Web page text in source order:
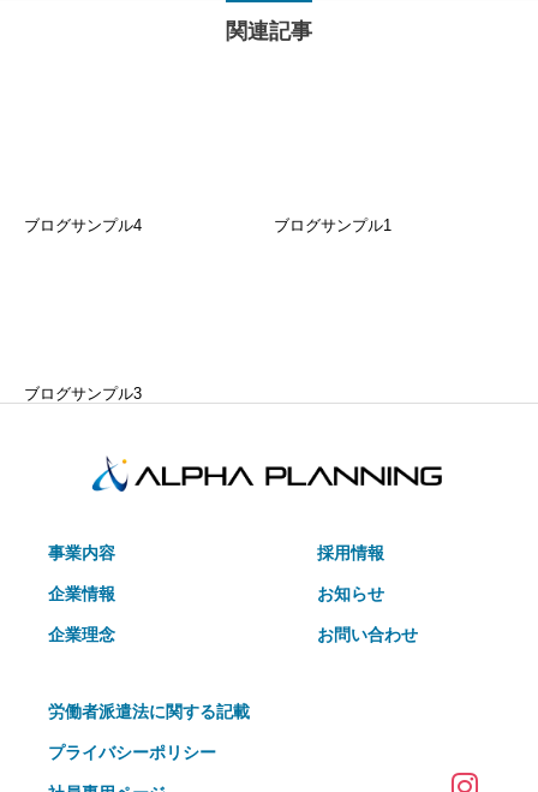
関連記事
ブログサンプル4 ブログサンプル1
ブログサンプル3
事業内容
企業情報
企業理念
採用情報
お知らせ
お問い合わせ
労働者派遣法に関する記載
プライバシーポリシー